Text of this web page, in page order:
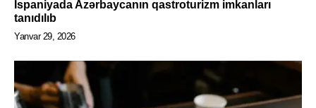
İspaniyada Azərbaycanın qastroturizm imkanları
tanıdılıb
Yanvar 29, 2026